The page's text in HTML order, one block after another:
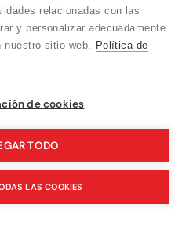
relacionadas con las
y personalizar adecuadamente
nuestro sitio web. Política de
de cookies
TODO
LAS COOKIES
de Datos
EN
Blog DE
IT
Recuerda que
atención al cliente es de